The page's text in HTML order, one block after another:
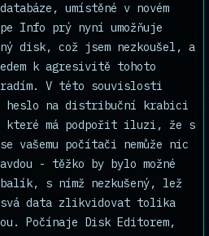
umístěné v novém
Info prý nyní umožňuje
disk, což jsem nezkoušel, a
k agresivitě tohoto
V této souvislosti
heslo na distribuční krabici
má podpořit iluzi, že s
vašemu počítači nemůže nic
- těžko by bylo možné
s nímž nezkušený, lež
svá data zlikvidovat tolika
Počínaje Disk Editorem,